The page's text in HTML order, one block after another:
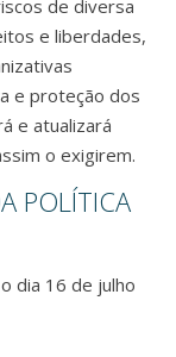
de diversa
e liberdades,
e proteção dos
e atualizará
o exigirem.
POLÍTICA
dia 16 de julho